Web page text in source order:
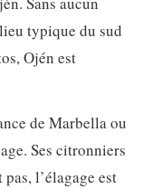
typique du sud
Ojén est
de Marbella ou
Ses citronniers
l’élagage est